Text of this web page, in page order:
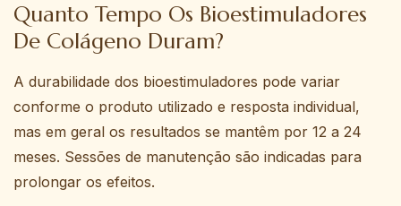
Quanto Tempo Os Bioestimuladores
De Colágeno Duram?
A durabilidade dos bioestimuladores pode variar
conforme o produto utilizado e resposta individual,
mas em geral os resultados se mantêm por 12 a 24
meses. Sessões de manutenção são indicadas para
prolongar os efeitos.